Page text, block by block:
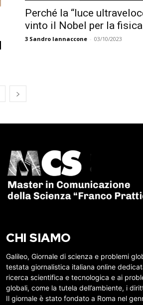
Perché la “luce
vinto il Nobel per la
3 Sandro Iannaccone - 03/10/2023
CHI SIAMO
Galileo, Giornale di scienza e problemi
testata giornalistica italiana online
ricerca scientifica e tecnologica e ai
globali, come la tutela dell’ambiente, i
Il giornale è stato fondato a Roma nel